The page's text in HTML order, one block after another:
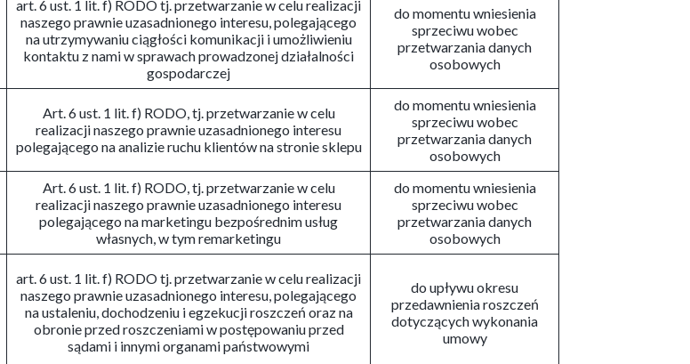
art. 6 ust. 1 lit. f) RODO tj. przetwarzanie w celu realizacji
naszego prawnie uzasadnionego interesu, polegającego
na utrzymywaniu ciągłości komunikacji i umożliwieniu
kontaktu z nami w sprawach prowadzonej działalności
gospodarczej
do momentu wniesienia
sprzeciwu wobec
przetwarzania danych
osobowych
Art. 6 ust. 1 lit. f) RODO, tj. przetwarzanie w celu
realizacji naszego prawnie uzasadnionego interesu
polegającego na analizie ruchu klientów na stronie sklepu
do momentu wniesienia
sprzeciwu wobec
przetwarzania danych
osobowych
Art. 6 ust. 1 lit. f) RODO, tj. przetwarzanie w celu
realizacji naszego prawnie uzasadnionego interesu
polegającego na marketingu bezpośrednim usług
własnych, w tym remarketingu
do momentu wniesienia
sprzeciwu wobec
przetwarzania danych
osobowych
art. 6 ust. 1 lit. f) RODO tj. przetwarzanie w celu realizacji
naszego prawnie uzasadnionego interesu, polegającego
na ustaleniu, dochodzeniu i egzekucji roszczeń oraz na
obronie przed roszczeniami w postępowaniu przed
sądami i innymi organami państwowymi
do upływu okresu
przedawnienia roszczeń
dotyczących wykonania
umowy